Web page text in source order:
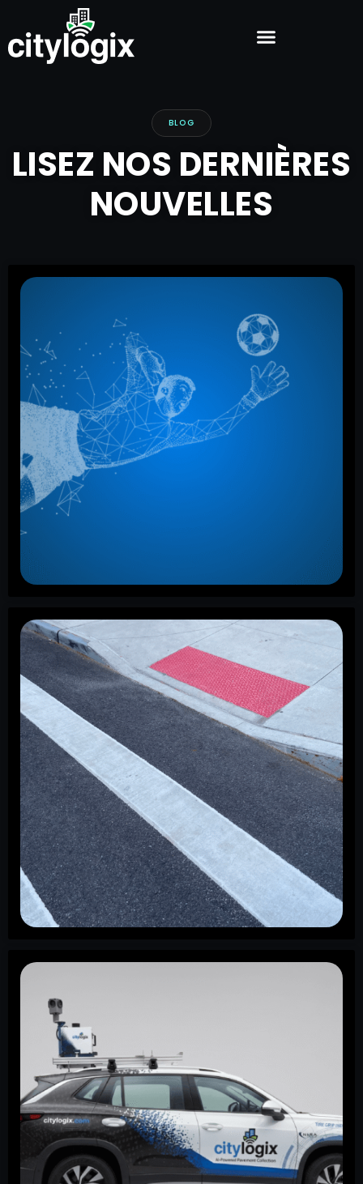
BLOG
LISEZ NOS DERNIÈRES
NOUVELLES
Derrière chaque match, une route : les
travaux publics et la Coupe du Monde
de la FIFA 2026
les images qui resteront gravées dans nos mémoires
sont celles prises à l’intérieur des
L’infrastructure derrière la promesse
Il y a trente-six ans, le 26 juillet 1990, l’Americans with
Disabilities Act (loi américaine sur les personnes
handicapées) est entré en vigueur (ada.gov). Une
Citylogix et NIRA Dynamics s’associent
pour offrir une surveillance routière de
nouvelle génération aux municipalités
d’Amérique du Nord